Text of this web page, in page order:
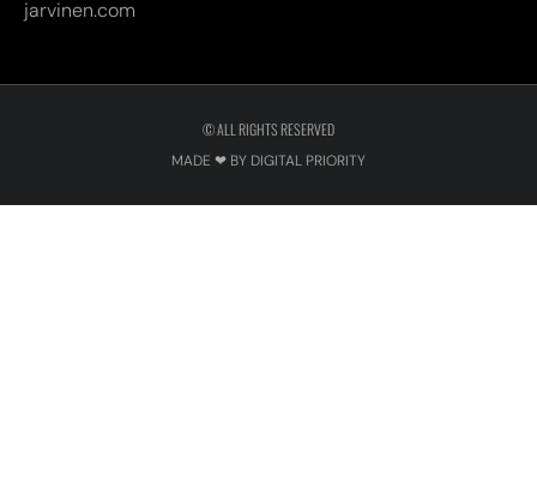
jarvinen.com
© ALL RIGHTS RESERVED
MADE ❤ BY DIGITAL PRIORITY